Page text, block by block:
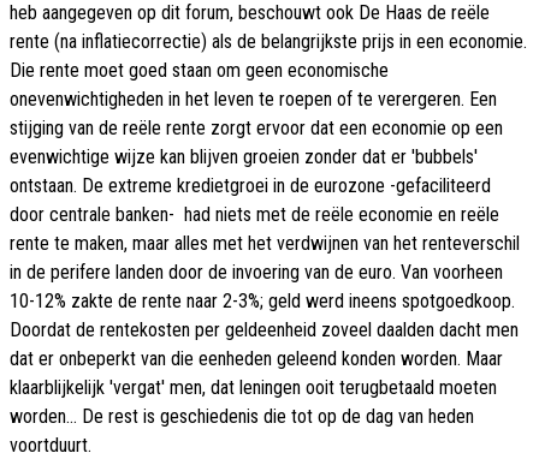
heb aangegeven op dit forum, beschouwt ook De Haas de reële
rente (na inflatiecorrectie) als de belangrijkste prijs in een economie.
Die rente moet goed staan om geen economische
onevenwichtigheden in het leven te roepen of te verergeren. Een
stijging van de reële rente zorgt ervoor dat een economie op een
evenwichtige wijze kan blijven groeien zonder dat er 'bubbels'
ontstaan. De extreme kredietgroei in de eurozone -gefaciliteerd
door centrale banken- had niets met de reële economie en reële
rente te maken, maar alles met het verdwijnen van het renteverschil
in de perifere landen door de invoering van de euro. Van voorheen
10-12% zakte de rente naar 2-3%; geld werd ineens spotgoedkoop.
Doordat de rentekosten per geldeenheid zoveel daalden dacht men
dat er onbeperkt van die eenheden geleend konden worden. Maar
klaarblijkelijk 'vergat' men, dat leningen ooit terugbetaald moeten
worden... De rest is geschiedenis die tot op de dag van heden
voortduurt.